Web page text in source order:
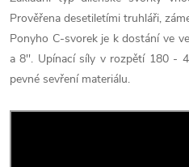
Prověřena desetiletími truhláři,
Ponyho C-svorek je k dostání ve
a 8''. Upínací síly v rozpětí 180 -
pevné sevření materiálu.